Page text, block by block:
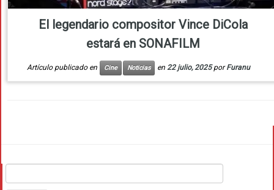
El legendario compositor Vince DiCola
estará en SONAFILM
Artículo publicado en Cine Noticias en 22 julio, 2025 porFuranu